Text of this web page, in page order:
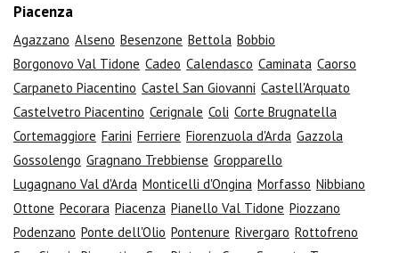
Piacenza
Agazzano Alseno Besenzone Bettola Bobbio
Borgonovo Val Tidone Cadeo Calendasco Caminata Caorso
Carpaneto Piacentino Castel San Giovanni Castell'Arquato
Castelvetro Piacentino Cerignale Coli Corte Brugnatella
Cortemaggiore Farini Ferriere Fiorenzuola d'Arda Gazzola
Gossolengo Gragnano Trebbiense Gropparello
Lugagnano Val d'Arda Monticelli d'Ongina Morfasso Nibbiano
Ottone Pecorara Piacenza Pianello Val Tidone Piozzano
Podenzano Ponte dell'Olio Pontenure Rivergaro Rottofreno